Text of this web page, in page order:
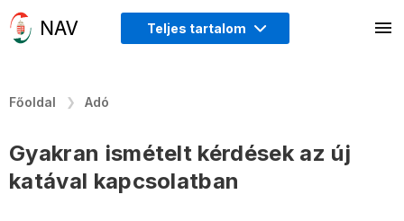
Teljes tartalom
Főoldal Adó
Gyakran ismételt kérdések az új
katával kapcsolatban